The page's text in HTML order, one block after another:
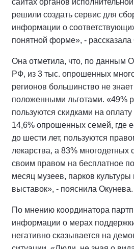
сайтах органов
решили создать сервис для
информации о
понятной форме», - рассказала
Она отметила, что, по данным
РФ, из 3 тыс. опрошенных
регионов большинство не
положенными льготами. «49%
пользуются скидками на
14,6% опрошенных семей, где
до шести лет, пользуются
лекарства, а 83% многодетных
своим правом на бесплатное
месяц музеев, парков культуры
выставок», - пояснила Окунева.
По мнению координатора
информации о мерах
негативно сказывается на